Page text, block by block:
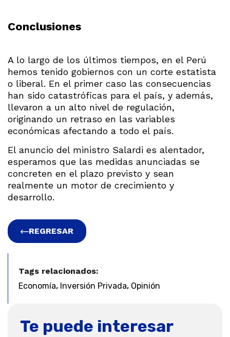
Conclusiones
A lo largo de los últimos tiempos, en el Perú
hemos tenido gobiernos con un corte estatista
o liberal. En el primer caso las consecuencias
han sido catastróficas para el país, y además,
llevaron a un alto nivel de regulación,
originando un retraso en las variables
económicas afectando a todo el país.
El anuncio del ministro Salardi es alentador,
esperamos que las medidas anunciadas se
concreten en el plazo previsto y sean
realmente un motor de crecimiento y
desarrollo.
REGRESAR
Tags relacionados:
Economía, Inversión Privada, Opinión
Te puede interesar